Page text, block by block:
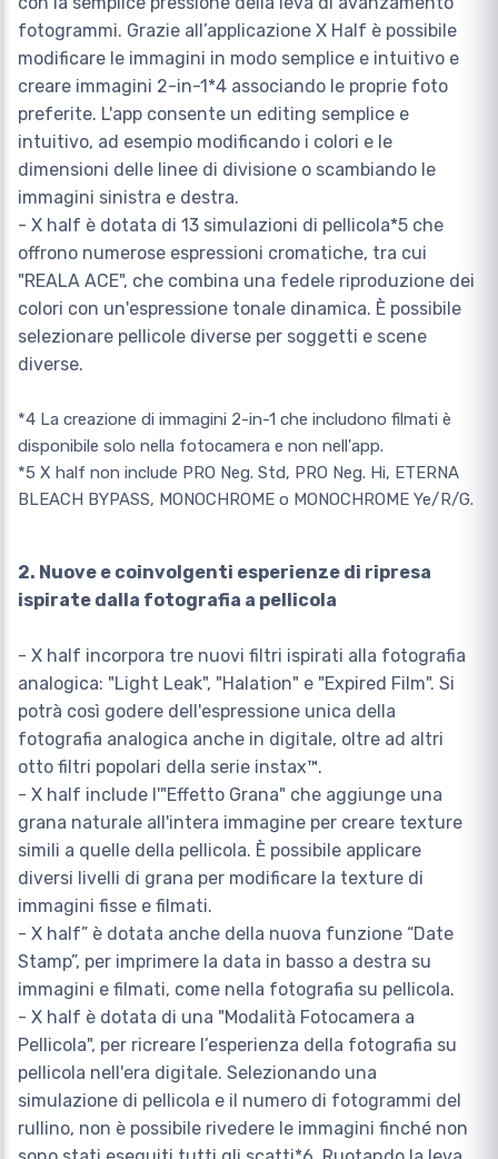
fotogrammi. Grazie all’applicazione X Half è possibile
modificare le immagini in modo semplice e intuitivo e
creare immagini 2-in-1*4 associando le proprie foto
preferite. L'app consente un editing semplice e
intuitivo, ad esempio modificando i colori e le
dimensioni delle linee di divisione o scambiando le
immagini sinistra e destra.
- X half è dotata di 13 simulazioni di pellicola*5 che
offrono numerose espressioni cromatiche, tra cui
"REALA ACE", che combina una fedele riproduzione dei
colori con un'espressione tonale dinamica. È possibile
selezionare pellicole diverse per soggetti e scene
diverse.
*4 La creazione di immagini 2-in-1 che includono filmati è
disponibile solo nella fotocamera e non nell'app.
*5 X half non include PRO Neg. Std, PRO Neg. Hi, ETERNA
BLEACH BYPASS, MONOCHROME o MONOCHROME Ye/R/G.
2. Nuove e coinvolgenti esperienze di ripresa
ispirate dalla fotografia a pellicola
- X half incorpora tre nuovi filtri ispirati alla fotografia
analogica: "Light Leak", "Halation" e "Expired Film". Si
potrà così godere dell'espressione unica della
fotografia analogica anche in digitale, oltre ad altri
otto filtri popolari della serie instax™.
- X half include l'"Effetto Grana" che aggiunge una
grana naturale all'intera immagine per creare texture
simili a quelle della pellicola. È possibile applicare
diversi livelli di grana per modificare la texture di
immagini fisse e filmati.
- X half” è dotata anche della nuova funzione “Date
Stamp”, per imprimere la data in basso a destra su
immagini e filmati, come nella fotografia su pellicola.
- X half è dotata di una "Modalità Fotocamera a
Pellicola", per ricreare l’esperienza della fotografia su
pellicola nell'era digitale. Selezionando una
simulazione di pellicola e il numero di fotogrammi del
rullino, non è possibile rivedere le immagini finché non